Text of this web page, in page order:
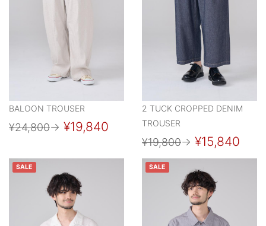
BALOON TROUSER
¥24,800→ ¥19,840
2 TUCK CROPPED DENIM
TROUSER
¥19,800→ ¥15,840
SALE SALE